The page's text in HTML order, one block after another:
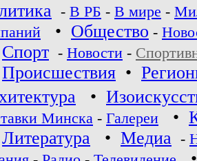
- В РБ - В мире -
• Общество -
Спорт - Новости -
Происшествия •
•
Минска - Галереи •
Литература • Медиа -